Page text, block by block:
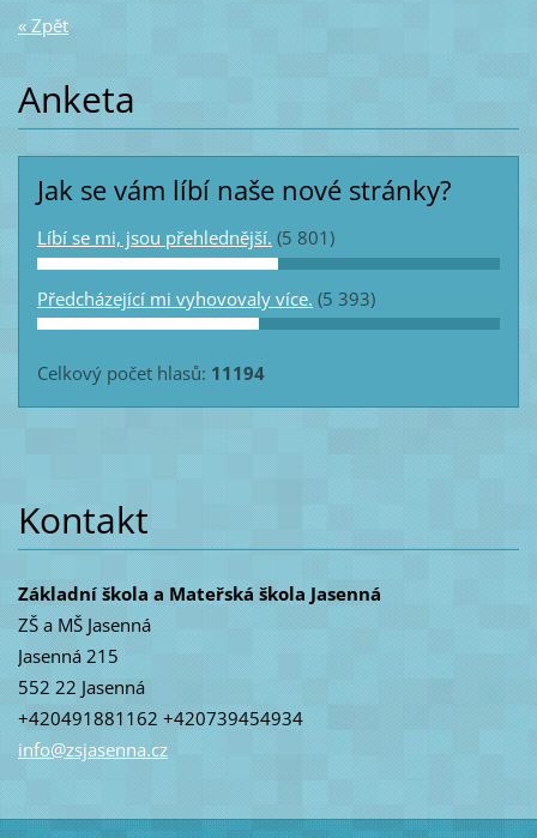
« Zpět
Anketa
Jak se vám líbí naše nové stránky?
Líbí se mi, jsou přehlednější. (5 801)
Předcházející mi vyhovovaly více. (5 393)
Celkový počet hlasů: 11194
Kontakt
Základní škola a Mateřská škola Jasenná
ZŠ a MŠ Jasenná
Jasenná 215
552 22 Jasenná
+420491881162 +420739454934
info@zsjasenna.cz